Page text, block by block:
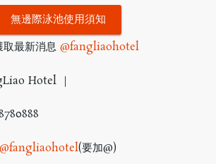
無邊際泳池使用須知
取最新消息@fangliaohotel
Hotel ｜
@fangliaohotel(要加@)